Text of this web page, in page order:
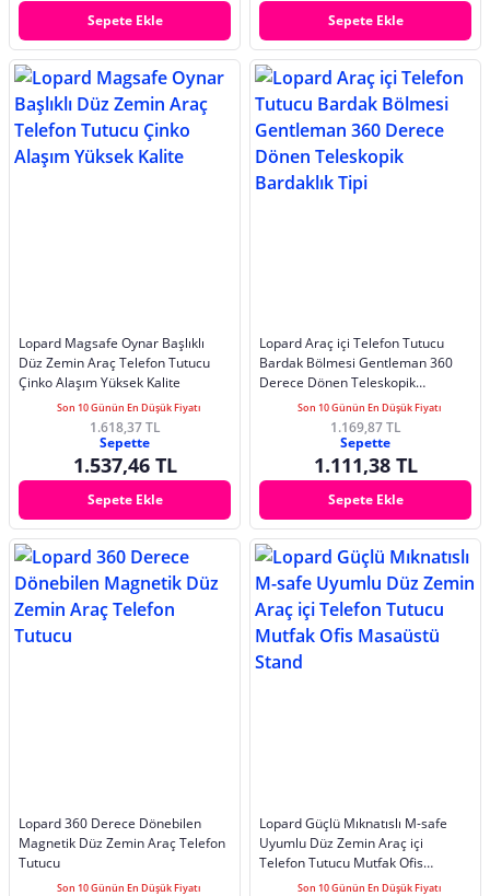
Sepete Ekle Sepete Ekle
Lopard Magsafe Oynar Başlıklı
Düz Zemin Araç Telefon Tutucu
Çinko Alaşım Yüksek Kalite
Son 10 Günün En Düşük Fiyatı
1.618,37 TL
Sepette
1.537,46 TL
Sepete Ekle
Lopard Araç içi Telefon Tutucu
Bardak Bölmesi Gentleman 360
Derece Dönen Teleskopik
Bardaklık Tipi
Son 10 Günün En Düşük Fiyatı
1.169,87 TL
Sepette
1.111,38 TL
Sepete Ekle
Lopard 360 Derece Dönebilen
Magnetik Düz Zemin Araç Telefon
Tutucu
Son 10 Günün En Düşük Fiyatı
Lopard Güçlü Mıknatıslı M-safe
Uyumlu Düz Zemin Araç içi
Telefon Tutucu Mutfak Ofis
Masaüstü Stand
Son 10 Günün En Düşük Fiyatı